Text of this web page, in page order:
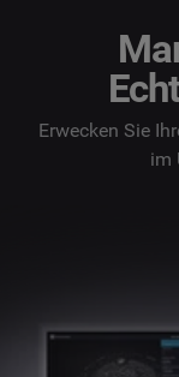
Erwecken Sie
im